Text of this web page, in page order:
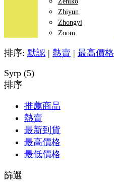
Zhiyun
Zhongyi
Zoom
排序: 默認 | 熱賣 | 最高價格
Syrp (5)
排序
推薦商品
熱賣
最新到貨
最高價格
最低價格
篩選